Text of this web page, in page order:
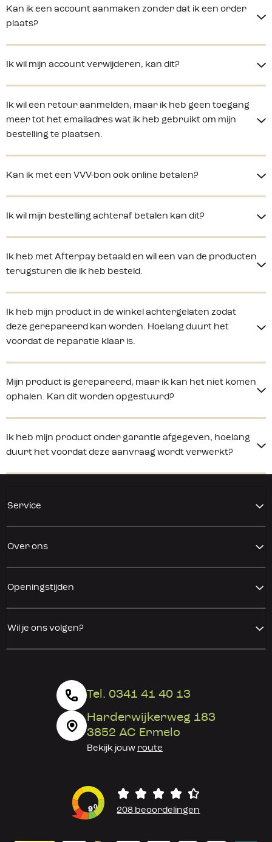
Kan ik een account aanmaken zonder dat ik een order
plaats?
Ik wil mijn account verwijderen, kan dit?
Ik wil een retour aanmelden, maar ik heb geen toegang
meer tot het emailadres wat ik heb gebruikt om mijn
bestelling te plaatsen.
Kan ik met een VVV-bon ook online betalen?
Ik wil mijn bestelling achteraf betalen kan dit?
Ik heb met Afterpay betaald en wil een van de producten
terugsturen die ik heb besteld.
Ik heb mijn product in de winkel achtergelaten zodat
deze gerepareerd kan worden. Hoelang duurt het
voordat de reparatie klaar is.
Mijn product is gerepareerd, maar ik kan het niet komen
ophalen. Kan dit worden opgestuurd?
Ik heb mijn product onder garantie afgegeven, hoelang
duurt het voordat deze aanvraag wordt verwerkt?
Service
Over ons
Openingstijden
Wil je ons volgen?
Tel. 0341 41 40 13
Harderwijkerweg 183
3852 AC Ermelo
Bekijk jouw route
90 208 beoordelingen